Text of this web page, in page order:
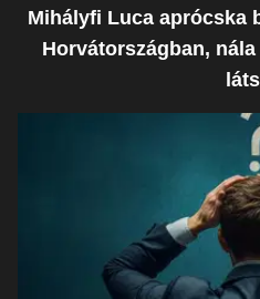
Mihályfi Luca aprócska
Horvátországban,